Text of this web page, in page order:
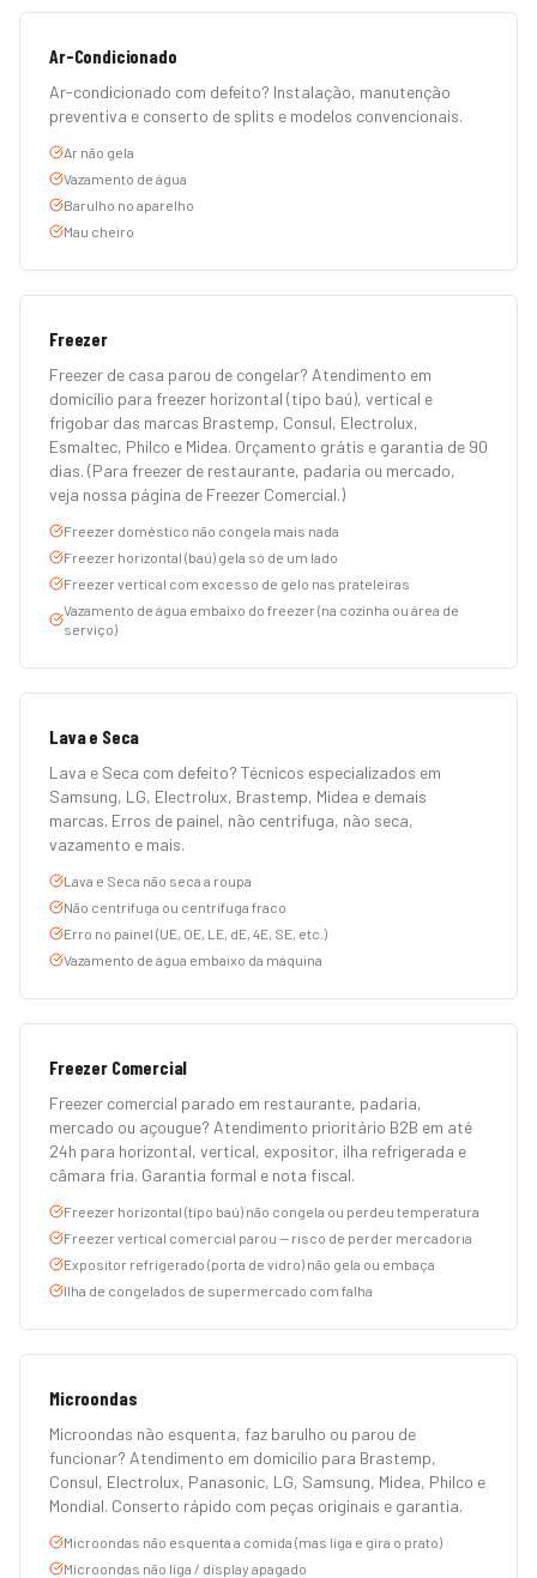
Ar-Condicionado
Ar-condicionado com defeito? Instalação, manutenção
preventiva e conserto de splits e modelos convencionais.
Ar não gela
Vazamento de água
Barulho no aparelho
Mau cheiro
Freezer
Freezer de casa parou de congelar? Atendimento em
domicílio para freezer horizontal (tipo baú), vertical e
frigobar das marcas Brastemp, Consul, Electrolux,
Esmaltec, Philco e Midea. Orçamento grátis e garantia de 90
dias. (Para freezer de restaurante, padaria ou mercado,
veja nossa página de Freezer Comercial.)
Freezer doméstico não congela mais nada
Freezer horizontal (baú) gela só de um lado
Freezer vertical com excesso de gelo nas prateleiras
Vazamento de água embaixo do freezer (na cozinha ou área de
serviço)
Lava e Seca
Lava e Seca com defeito? Técnicos especializados em
Samsung, LG, Electrolux, Brastemp, Midea e demais
marcas. Erros de painel, não centrifuga, não seca,
vazamento e mais.
Lava e Seca não seca a roupa
Não centrifuga ou centrifuga fraco
Erro no painel (UE, OE, LE, dE, 4E, SE, etc.)
Vazamento de água embaixo da máquina
Freezer Comercial
Freezer comercial parado em restaurante, padaria,
mercado ou açougue? Atendimento prioritário B2B em até
24h para horizontal, vertical, expositor, ilha refrigerada e
câmara fria. Garantia formal e nota fiscal.
Freezer horizontal (tipo baú) não congela ou perdeu temperatura
Freezer vertical comercial parou — risco de perder mercadoria
Expositor refrigerado (porta de vidro) não gela ou embaça
Ilha de congelados de supermercado com falha
Microondas
Microondas não esquenta, faz barulho ou parou de
funcionar? Atendimento em domicílio para Brastemp,
Consul, Electrolux, Panasonic, LG, Samsung, Midea, Philco e
Mondial. Conserto rápido com peças originais e garantia.
Microondas não esquenta a comida (mas liga e gira o prato)
Microondas não liga / display apagado